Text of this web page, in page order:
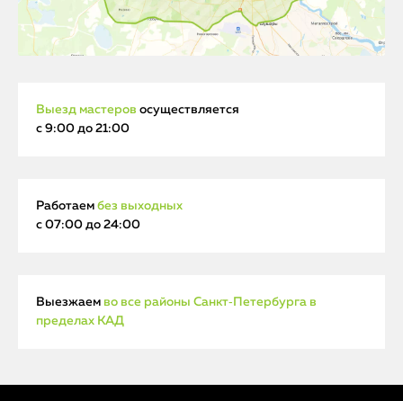
Выезд мастеров осуществляется
с 9:00 до 21:00
Работаем без выходных
с 07:00 до 24:00
Выезжаем во все районы Санкт‑Петербурга в
пределах КАД